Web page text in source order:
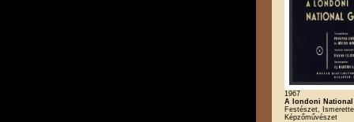
1967
A londoni National
Festészet,
Képzőművészet